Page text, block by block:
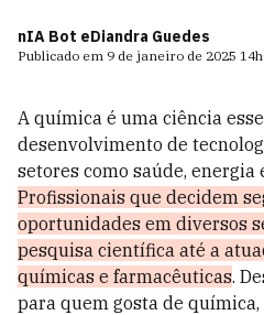
nIA Bot eDiandra Guedes
Publicado em 9 de janeiro de 2025
A química é uma ciência
desenvolvimento de
setores como saúde, energia
Profissionais que decidem
oportunidades em diversos
pesquisa científica até a
químicas e farmacêuticas.
para quem gosta de